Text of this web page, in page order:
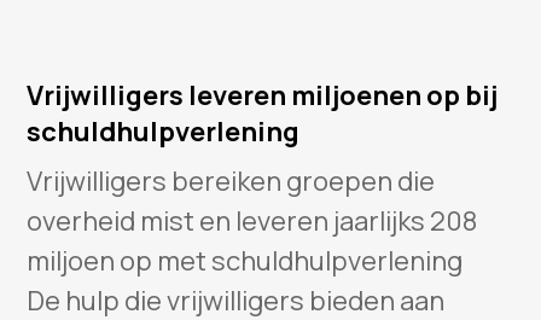
Vrijwilligers leveren miljoenen op bij
schuldhulpverlening
Vrijwilligers bereiken groepen die
overheid mist en leveren jaarlijks 208
miljoen op met schuldhulpverlening
De hulp die vrijwilligers bieden aan